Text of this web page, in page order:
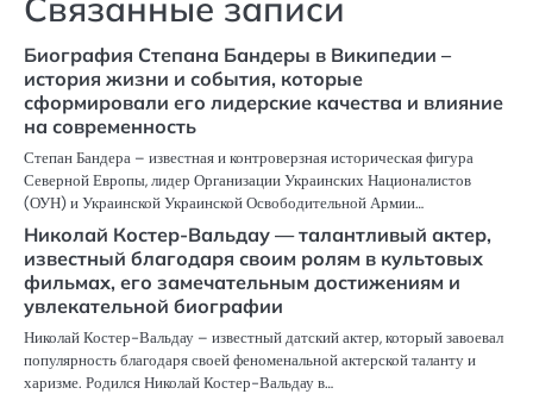
Биография Степана Бандеры в Википедии –
история жизни и события, которые
сформировали его лидерские качества и влияние
на современность
Степан Бандера – известная и контроверзная историческая фигура
Северной Европы, лидер Организации Украинских Националистов
(ОУН) и Украинской Украинской Освободительной Армии…
Николай Костер-Вальдау — талантливый актер,
известный благодаря своим ролям в культовых
фильмах, его замечательным достижениям и
увлекательной биографии
Николай Костер-Вальдау – известный датский актер, который завоевал
популярность благодаря своей феноменальной актерской таланту и
харизме. Родился Николай Костер-Вальдау в…